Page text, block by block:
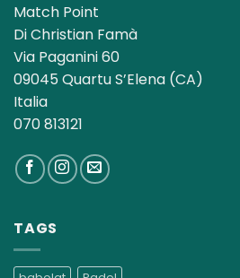
Match Point
Di Christian Famà
Via Paganini 60
09045 Quartu S’Elena (CA)
Italia
070 813121
TAGS